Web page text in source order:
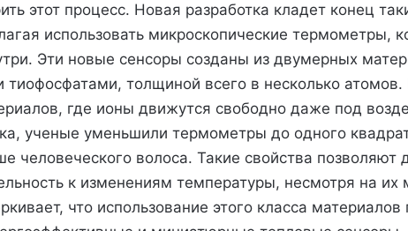
этот процесс. Новая разработка кладет конец
использовать микроскопические термометры,
Эти новые сенсоры созданы из двумерных
тиофосфатами, толщиной всего в несколько атомов.
где ионы движутся свободно даже под
ученые уменьшили термометры до одного
человеческого волоса. Такие свойства позволяют
к изменениям температуры, несмотря на их
что использование этого класса материалов